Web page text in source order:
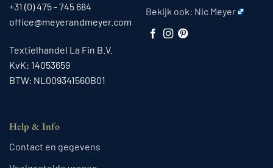
+31 (0) 475 - 745 684
office@meyerandmeyer.com
Textielhandel La Fin B.V.
KvK: 14053659
BTW: NL009341560B01
Bekijk ook: Nic Meyer
Help & Info
Contact en gegevens